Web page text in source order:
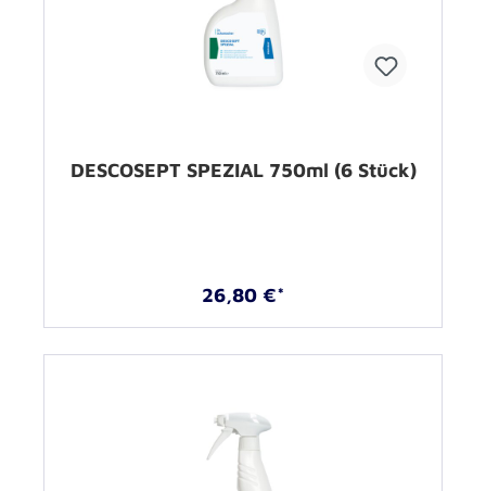
DESCOSEPT SPEZIAL 750ml (6 Stück)
26,80 €*